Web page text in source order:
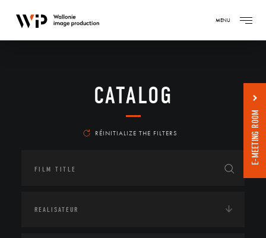
MENU
CATALOG
RÉINITIALIZE THE FILTERS E-MEETING ROOM